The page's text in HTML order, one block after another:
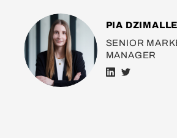
PIA DZIMALLE
SENIOR
MANAGER